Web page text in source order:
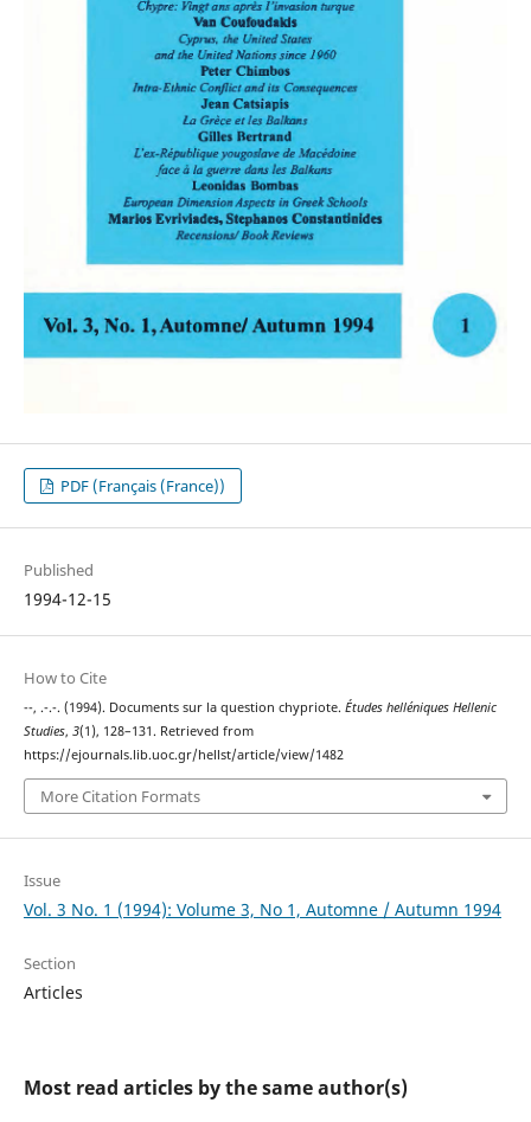
PDF (Français (France))
Published
1994-12-15
How to Cite
--, .-.-. (1994). Documents sur la question chypriote. Études helléniques Hellenic
Studies, 3(1), 128–131. Retrieved from
https://ejournals.lib.uoc.gr/hellst/article/view/1482
More Citation Formats
Issue
Vol. 3 No. 1 (1994): Volume 3, No 1, Automne / Autumn 1994
Section
Articles
Most read articles by the same author(s)